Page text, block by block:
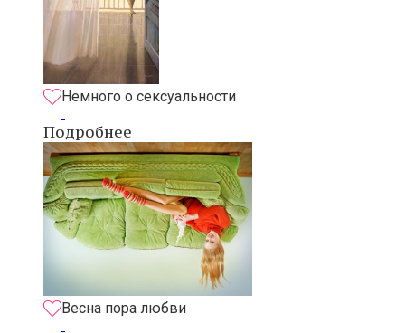
Немного о сексуальности
Подробнее
Весна пора любви